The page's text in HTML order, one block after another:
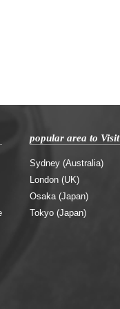
popular area to Visit
Sydney (Australia)
London (UK)
Osaka (Japan)
Tokyo (Japan)